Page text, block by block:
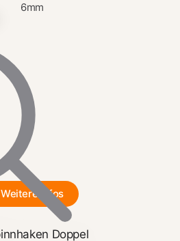
6mm
Weitere Infos